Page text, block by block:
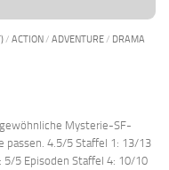
/ ACTION/ ADVENTURE/ DRAMA
Mysterie-SF-
passen. 4.5/5 Staffel 1: 13/13
5/5 Episoden Staffel 4: 10/10